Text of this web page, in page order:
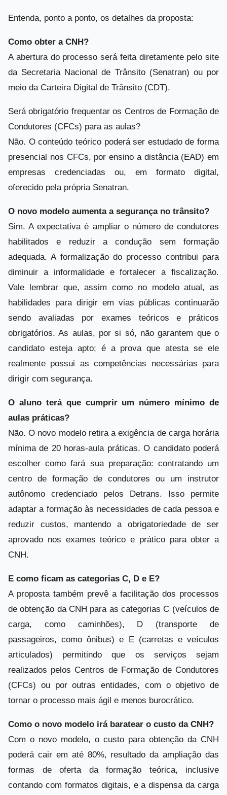
Entenda, ponto a ponto, os detalhes da proposta:
Como obter a CNH?
A abertura do processo será feita diretamente pelo site
da Secretaria Nacional de Trânsito (Senatran) ou por
meio da Carteira Digital de Trânsito (CDT).
Será obrigatório frequentar os Centros de Formação de
Condutores (CFCs) para as aulas?
Não. O conteúdo teórico poderá ser estudado de forma
presencial nos CFCs, por ensino a distância (EAD) em
empresas credenciadas ou, em formato digital,
oferecido pela própria Senatran.
O novo modelo aumenta a segurança no trânsito?
Sim. A expectativa é ampliar o número de condutores
habilitados e reduzir a condução sem formação
adequada. A formalização do processo contribui para
diminuir a informalidade e fortalecer a fiscalização.
Vale lembrar que, assim como no modelo atual, as
habilidades para dirigir em vias públicas continuarão
sendo avaliadas por exames teóricos e práticos
obrigatórios. As aulas, por si só, não garantem que o
candidato esteja apto; é a prova que atesta se ele
realmente possui as competências necessárias para
dirigir com segurança.
O aluno terá que cumprir um número mínimo de
aulas práticas?
Não. O novo modelo retira a exigência de carga horária
mínima de 20 horas-aula práticas. O candidato poderá
escolher como fará sua preparação: contratando um
centro de formação de condutores ou um instrutor
autônomo credenciado pelos Detrans. Isso permite
adaptar a formação às necessidades de cada pessoa e
reduzir custos, mantendo a obrigatoriedade de ser
aprovado nos exames teórico e prático para obter a
CNH.
E como ficam as categorias C, D e E?
A proposta também prevê a facilitação dos processos
de obtenção da CNH para as categorias C (veículos de
carga, como caminhões), D (transporte de
passageiros, como ônibus) e E (carretas e veículos
articulados) permitindo que os serviços sejam
realizados pelos Centros de Formação de Condutores
(CFCs) ou por outras entidades, com o objetivo de
tornar o processo mais ágil e menos burocrático.
Como o novo modelo irá baratear o custo da CNH?
Com o novo modelo, o custo para obtenção da CNH
poderá cair em até 80%, resultado da ampliação das
formas de oferta da formação teórica, inclusive
contando com formatos digitais, e a dispensa da carga